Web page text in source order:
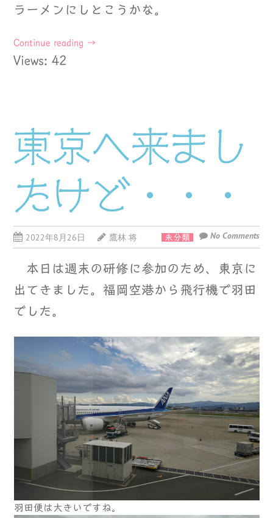
ラーメンにしとこうかな。
Continue reading →
Views: 42
東京へ来まし
たけど・・・
2022年8月26日 鷹林 将 未分類 No Comments
本日は週末の研修に参加のため、東京に
出てきました。福岡空港から飛行機で羽田
でした。
羽田便は大きいですね。